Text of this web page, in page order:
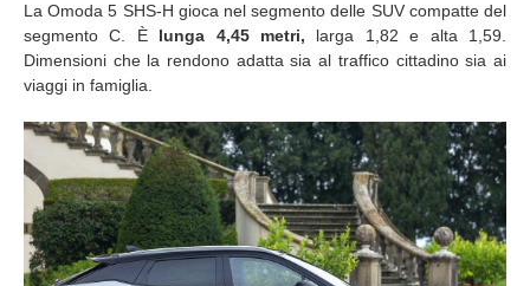
La Omoda 5 SHS-H gioca nel segmento delle SUV compatte del
segmento C. È lunga 4,45 metri, larga 1,82 e alta 1,59.
Dimensioni che la rendono adatta sia al traffico cittadino sia ai
viaggi in famiglia.